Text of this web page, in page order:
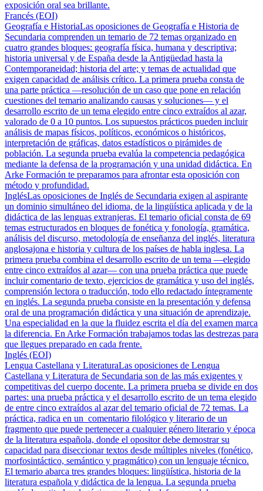
exposición oral sea brillante.
Francés (EOI)
Geografía e HistoriaLas oposiciones de Geografía e Historia de
Secundaria comprenden un temario de 72 temas organizado en
cuatro grandes bloques: geografía física, humana y descriptiva;
historia universal y de España desde la Antigüedad hasta la
Contemporaneidad; historia del arte; y temas de actualidad que
exigen capacidad de análisis crítico. La primera prueba consta de
una parte práctica —resolución de un caso que pone en relación
cuestiones del temario analizando causas y soluciones— y el
desarrollo escrito de un tema elegido entre cinco extraídos al azar,
valorado de 0 a 10 puntos. Los supuestos prácticos pueden incluir
análisis de mapas físicos, políticos, económicos o históricos,
interpretación de gráficas, datos estadísticos o pirámides de
población. La segunda prueba evalúa la competencia pedagógica
mediante la defensa de la programación y una unidad didáctica. En
Arke Formación te preparamos para afrontar esta oposición con
método y profundidad.
InglésLas oposiciones de Inglés de Secundaria exigen al aspirante
un dominio simultáneo del idioma, de la lingüística aplicada y de la
didáctica de las lenguas extranjeras. El temario oficial consta de 69
temas estructurados en bloques de fonética y fonología, gramática,
análisis del discurso, metodología de enseñanza del inglés, literatura
anglosajona e historia y cultura de los países de habla inglesa. La
primera prueba combina el desarrollo escrito de un tema —elegido
entre cinco extraídos al azar— con una prueba práctica que puede
incluir comentario de texto, ejercicios de gramática y uso del inglés,
comprensión lectora o traducción, todo ello redactado íntegramente
en inglés. La segunda prueba consiste en la presentación y defensa
oral de una programación didáctica y una situación de aprendizaje.
Una especialidad en la que la fluidez escrita el día del examen marca
la diferencia. En Arke Formación trabajamos todas las destrezas para
que llegues preparado en cada frente.
Inglés (EOI)
Lengua Castellana y LiteraturaLas oposiciones de Lengua
Castellana y Literatura de Secundaria son de las más exigentes y
competitivas del cuerpo docente. La primera prueba se divide en dos
partes: una prueba práctica y el desarrollo escrito de un tema elegido
de entre cinco extraídos al azar del temario oficial de 72 temas. La
práctica, radica en un comentario filológico y literario de un
fragmento que puede pertenecer a cualquier género literario y época
de la literatura española, donde el opositor debe demostrar su
capacidad para diseccionar textos desde múltiples niveles (fonético,
morfosintáctico, semántico y pragmático) con un lenguaje técnico.
El temario abarca tres grandes bloques: lingüística, historia de la
literatura española y didáctica de la lengua. La segunda prueba